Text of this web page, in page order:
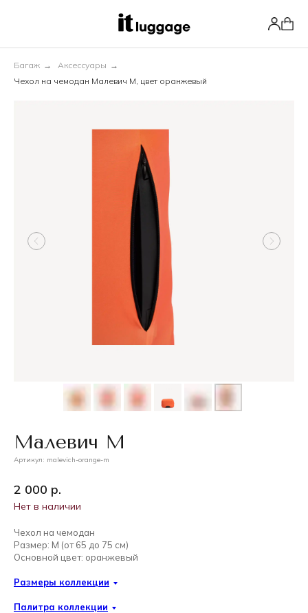
Багаж → Аксессуары →
Чехол на чемодан Малевич М, цвет оранжевый
Малевич M
Артикул: malevich-orange-m
2 000 р.
Нет в наличии
Чехол на чемодан
Размер: M (от 65 до 75 см)
Основной цвет: оранжевый
Размеры коллекции
Палитра коллекции